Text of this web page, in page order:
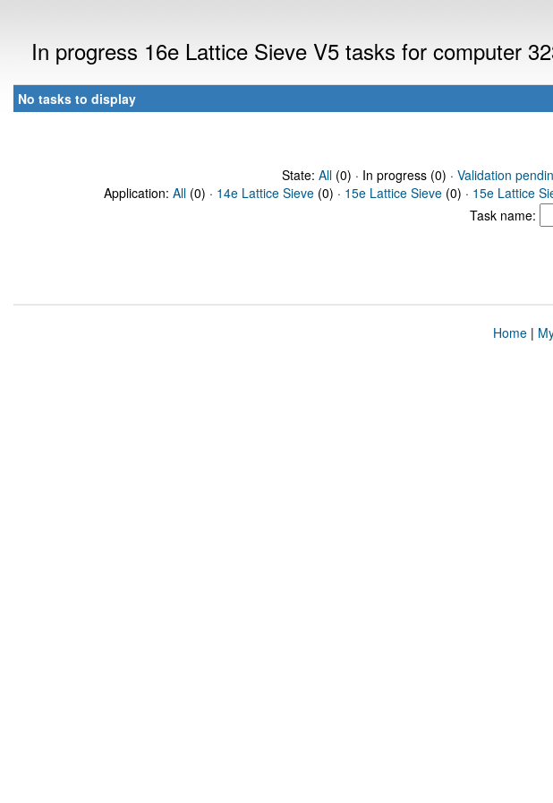
In progress 16e Lattice Sieve V5 tasks for computer
No tasks to display
State: All(0) · In progress (0) · Validation
Application: All (0) · 14e Lattice Sieve (0) · 15e Lattice Sieve (0) · 15e Lattice
Task name:
Home|